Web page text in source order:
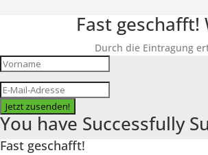
Fast
Durch die Eintragung
Jetzt zusenden!
You have Successfully
Fast geschafft!